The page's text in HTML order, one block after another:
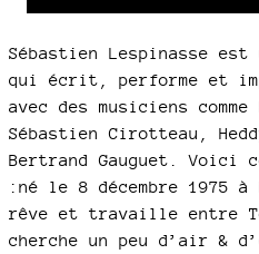
Sébastien Lespinasse
qui écrit, performe et
avec des musiciens
Sébastien Cirotteau,
Bertrand Gauguet. Voici
:né le 8 décembre
rêve et travaille entre
cherche un peu d’air &